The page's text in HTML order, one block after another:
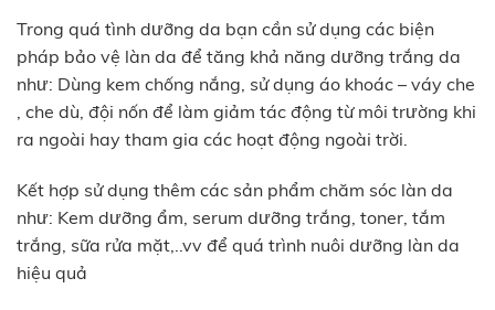
Trong quá tình dưỡng da bạn cần sử dụng các biện
pháp bảo vệ làn da để tăng khả năng dưỡng trắng da
như: Dùng kem chống nắng, sử dụng áo khoác – váy che
, che dù, đội nốn để làm giảm tác động từ môi trường khi
ra ngoài hay tham gia các hoạt động ngoài trời.
Kết hợp sử dụng thêm các sản phẩm chăm sóc làn da
như: Kem dưỡng ẩm, serum dưỡng trắng, toner, tắm
trắng, sữa rửa mặt,..vv để quá trình nuôi dưỡng làn da
hiệu quả